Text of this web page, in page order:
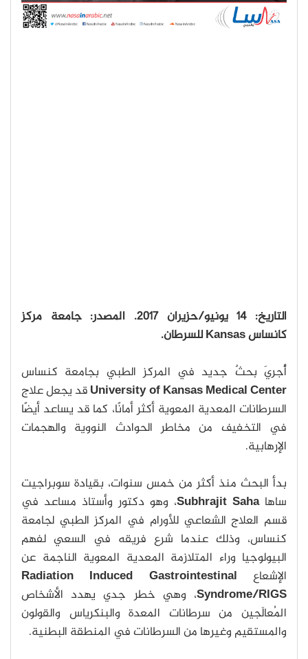
التاريخ: 14 يونيو/حزيران 2017. المصدر: جامعة مركز
كانساس Kansas للسرطان.
أُجريَ بحثٌ جديد في المركز الطبي بجامعة كنساس
University of Kansas Medical Centerقد يجعل علاج
السرطانات المعدية المعوية أكثر أمانًا، كما قد يساعد أيضًا
في التخفيف من مخاطر الحوادث النووية والهجمات
الإرهابية.
بدأ البحث منذ أكثر من خمس سنوات، بقيادة سوبراجيت
ساهاSubhrajit Saha، وهو دكتور وأستاذ مساعد في
قسم العلاج الشعاعي للأورام في المركز الطبي لجامعة
كنساس، وذلك عندما شرع فريقه في السعي لفهم
البيولوجيا وراء المتلازمة المعدية المعوية الناجمة عن
الإشعاع Radiation Induced Gastrointestinal
Syndrome/RIGS، وهي خطر جدي يهدد الأشخاص
المُعالَجين من سرطانات المعدة والبنكرياس والقولون
والمستقيم وغيرها من السرطانات في المنطقة البطنية.